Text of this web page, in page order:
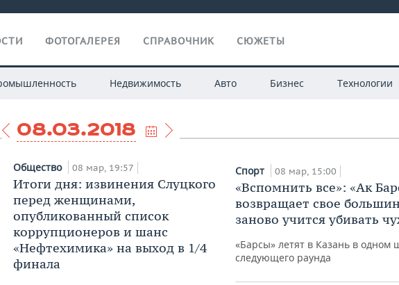
ФОТОГАЛЕРЕЯ СПРАВОЧНИК СЮЖЕТЫ
Недвижимость Авто Бизнес Технологии
08.03.2018
Общество 08 мар, 19:57
Итоги дня: извинения Слуцкого
перед женщинами,
опубликованный список
коррупционеров и шанс
«Нефтехимика» на выход в 1/4
финала
Спорт 08 мар, 15:00
«Вспомнить все»: «Ак
возвращает свое
заново учится убивать
«Барсы» летят в Казань в одном
следующего раунда